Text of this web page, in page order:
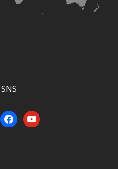
SNS
facebook
youtube